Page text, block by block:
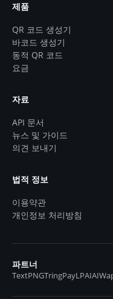
제품
QR 코드 생성기
바코드 생성기
동적 QR 코드
요금
자료
API 문서
뉴스 및 가이드
의견 보내기
법적 정보
이용약관
개인정보 처리방침
파트너
TextPNGTringPayLPAIAI